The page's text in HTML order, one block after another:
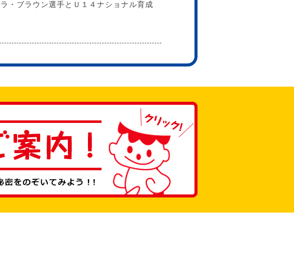
・ブラウン選手とＵ１４ナショナル育成